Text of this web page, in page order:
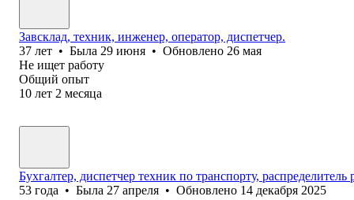
Завсклад, техник, инженер, оператор, диспетчер.
37 лет • Была 29 июня • Обновлено 26 мая
Не ищет работу
Общий опыт
10 лет 2 месяца
Бухгалтер, диспетчер техник по транспорту, распределитель
53 года • Была 27 апреля • Обновлено 14 декабря 2025